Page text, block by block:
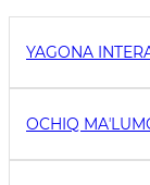
YAGONA
OCHIQ